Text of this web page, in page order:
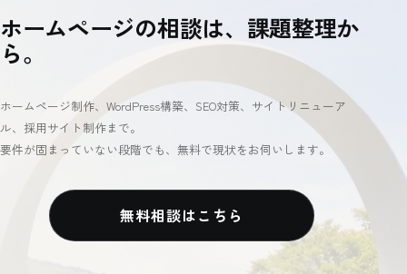
ホームページの相談は、課題整理か
ら。
ホームページ制作、WordPress構築、SEO対策、サイトリニューア
ル、採用サイト制作まで。
要件が固まっていない段階でも、無料で現状をお伺いします。
無料相談はこちら